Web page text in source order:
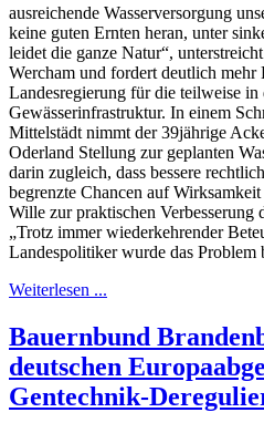
ausreichende Wasserversorgung
keine guten Ernten heran, unter
leidet die ganze Natur“,
Wercham und fordert deutlich mehr
Landesregierung für die teilweise
Gewässerinfrastruktur. In einem
Mittelstädt nimmt der 39jährige
Oderland Stellung zur geplanten
darin zugleich, dass bessere
begrenzte Chancen auf
Wille zur praktischen Verbesserung
„Trotz immer wiederkehrender
Landespolitiker wurde das Problem
Weiterlesen ...
Bauernbund
deutschen
Gentechnik-